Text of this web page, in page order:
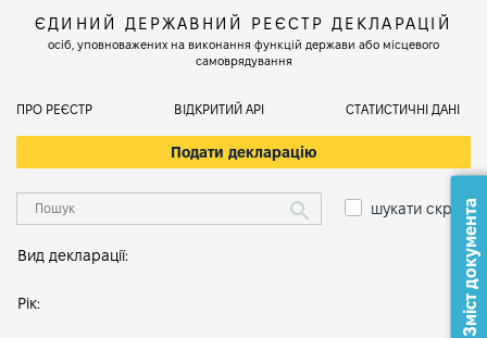
ЄДИНИЙ ДЕРЖАВНИЙ РЕЄСТР ДЕКЛАРАЦІЙ
осіб, уповноважених на виконання функцій держави або місцевого
самоврядування
ПРО РЕЄСТР ВІДКРИТИЙ АРІ СТАТИСТИЧНІ ДАНІ
Подати декларацію
шукати скрізь
Вид декларації:
Рік: Зміст документа